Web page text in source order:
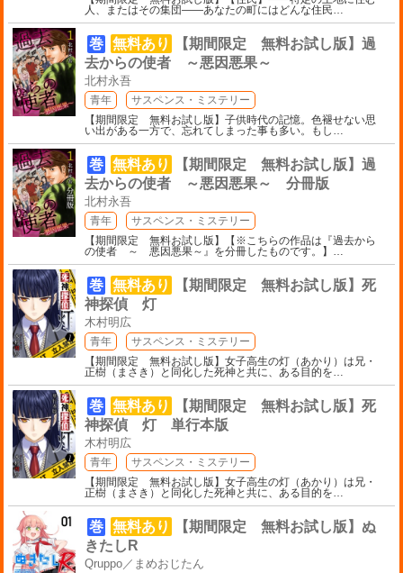
人、またはその集団――あなたの町にはどんな住民
巻 無料あり
【期間限定 無料お試し版】過
去からの使者 ～悪因悪果～
北村永吾
青年
サスペンス・ミステリー
【期間限定 無料お試し版】子供時代の記憶。色褪せない思
い出がある一方で、忘れてしまった事も多い。もし
巻 無料あり
【期間限定 無料お試し版】過
去からの使者 ～悪因悪果～ 分冊版
北村永吾
青年
サスペンス・ミステリー
【期間限定 無料お試し版】【※こちらの作品は『過去から
の使者 ～ 悪因悪果～』を分冊したものです。】
巻 無料あり
【期間限定 無料お試し版】死
神探偵 灯
木村明広
青年
サスペンス・ミステリー
【期間限定 無料お試し版】女子高生の灯（あかり）は兄・
正樹（まさき）と同化した死神と共に、ある目的を
巻 無料あり
【期間限定 無料お試し版】死
神探偵 灯 単行本版
木村明広
青年
サスペンス・ミステリー
【期間限定 無料お試し版】女子高生の灯（あかり）は兄・
正樹（まさき）と同化した死神と共に、ある目的を
巻 無料あり
【期間限定 無料お試し版】ぬ
きたしR
Qruppo／まめおじたん